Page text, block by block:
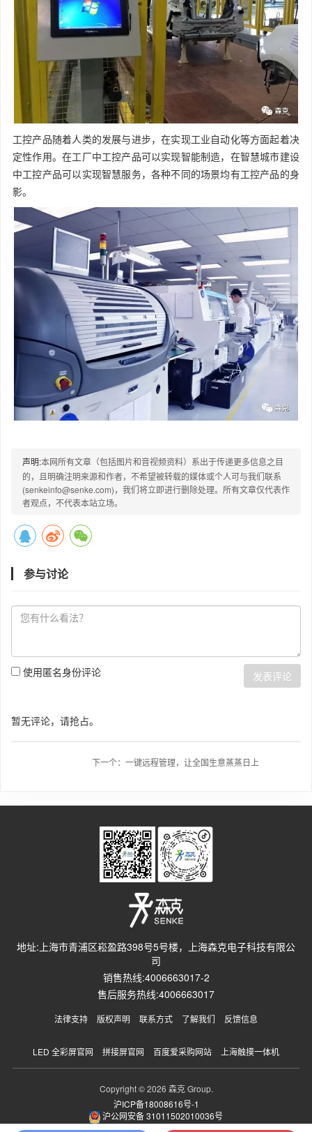
工控产品随着人类的发展与进步，在实现工业自动化等方面起着决
定性作用。在工厂中工控产品可以实现智能制造，在智慧城市建设
中工控产品可以实现智慧服务，各种不同的场景均有工控产品的身
影。
声明:本网所有文章（包括图片和音视频资料）系出于传递更多信息之目
的，且明确注明来源和作者，不希望被转载的媒体或个人可与我们联系
(senkeinfo@senke.com)，我们将立即进行删除处理。所有文章仅代表作
者观点，不代表本站立场。
参与讨论
使用匿名身份评论 发表评论
暂无评论，请抢占。
下一个：一键远程管理，让全国生意蒸蒸日上
地址:上海市青浦区崧盈路398号5号楼，上海森克电子科技有限公
司
销售热线:4006663017-2
售后服务热线:4006663017
法律支持 版权声明 联系方式 了解我们 反馈信息
LED 全彩屏官网 拼接屏官网 百度爱采购网站 上海触摸一体机
Copyright © 2026 森克 Group.
沪ICP备18008616号-1
沪公网安备 31011502010036号